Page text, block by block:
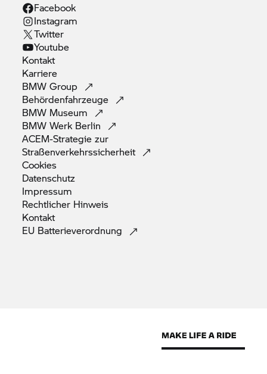
Facebook
Instagram
Twitter
Youtube
Kontakt
Karriere
BMWGroup
Behördenfahrzeuge
BMW Museum
BMW Werk Berlin
ACEM-Strategie zur
Straßenverkehrssicherheit
Cookies
Datenschutz
Impressum
Rechtlicher Hinweis
Kontakt
EU Batterieverordnung